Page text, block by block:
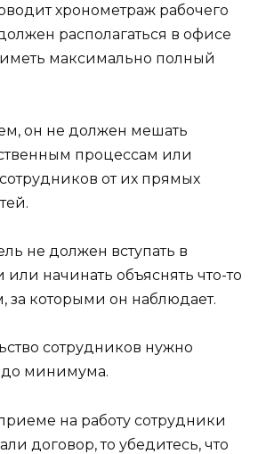
хронометраж рабочего
располагаться в офисе
иметь максимально полный
он не должен мешать
процессам или
от их прямых
не должен вступать в
или начинать объяснять что-то
за которыми он наблюдает.
сотрудников нужно
до минимума.
на работу сотрудники
договор, то убедитесь, что